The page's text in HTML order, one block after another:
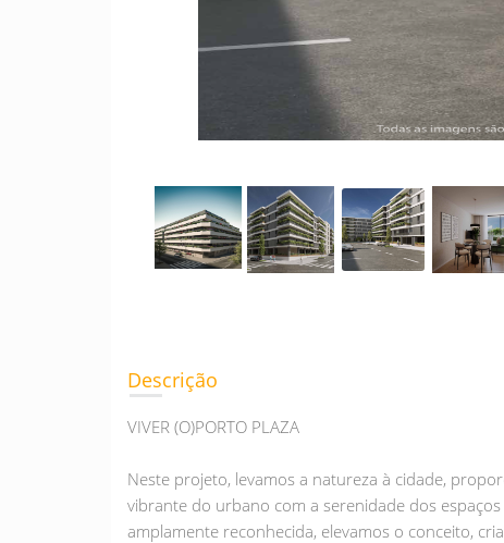
Descrição
VIVER (O)PORTO PLAZA
Neste projeto, levamos a natureza à cidade,
vibrante do urbano com a serenidade dos
amplamente reconhecida, elevamos o conceito,